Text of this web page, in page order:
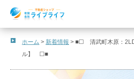
ホーム > 新着情報 >■☐ 清武町木原：
ル】 ☐■